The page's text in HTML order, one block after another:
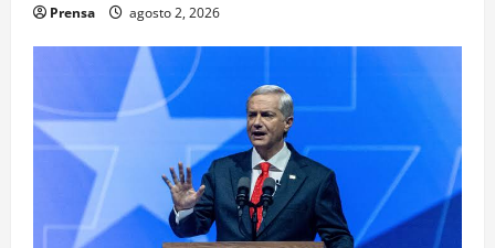
Prensa agosto 2, 2026